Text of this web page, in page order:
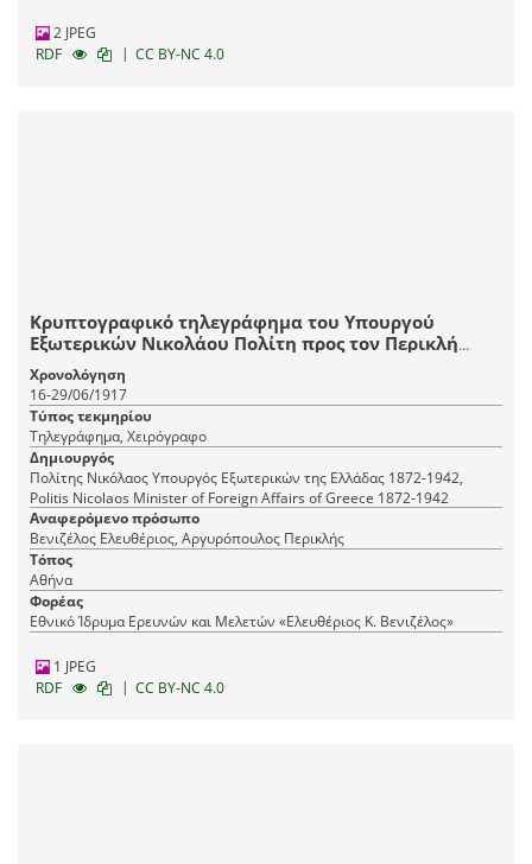
2 JPEG
RDF
| CC BY-NC 4.0
Κρυπτογραφικό τηλεγράφημα του Υπουργού
Εξωτερικών Νικολάου Πολίτη προς τον Περικλή
Αργυρόπουλο, Αντιπρόσωπο της Κυβέρνησης στη
Θεσσαλονίκη, με το οποίο ζητεί να διαβιβαστεί
τηλεγράφημα στο στρατηγό Ζενέν και του αναφέρει
ότι ο Πρόεδρος της Κυβέρνησης Ελευθέριος
Βενιζέλος και ο ίδιος θα του είναι υπόχρεοι εάν
κατευθυνθεί το ταχύτερο δυνατό προς Αθήνα μετά
του Κυρίου Μποννιέ.
Χρονολόγηση
16-29/06/1917
Τύπος τεκμηρίου
Τηλεγράφημα, Χειρόγραφο
Δημιουργός
Πολίτης Νικόλαος Υπουργός Εξωτερικών της Ελλάδας 1872-1942,
Politis Nicolaos Minister of Foreign Affairs of Greece 1872-1942
Αναφερόμενο πρόσωπο
Βενιζέλος Ελευθέριος, Αργυρόπουλος Περικλής
Τόπος
Αθήνα
Φορέας
Εθνικό Ίδρυμα Ερευνών και Μελετών «Ελευθέριος Κ. Βενιζέλος»
1 JPEG
RDF
| CC BY-NC 4.0